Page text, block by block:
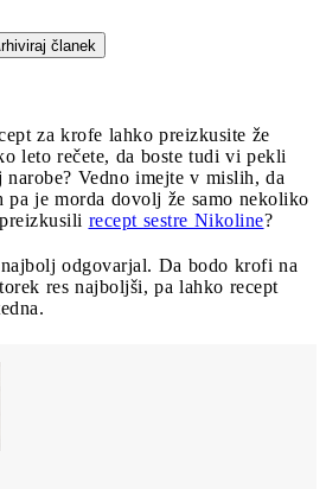
članek
za krofe lahko preizkusite že
leto rečete, da boste tudi vi pekli
Vedno imejte v mislih, da
pa je morda dovolj že samo nekoliko
recept sestre Nikoline?
odgovarjal. Da bodo krofi na
res najboljši, pa lahko recept